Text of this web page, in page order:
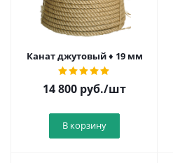
Канат джутовый ♦ 19 мм
14 800 руб./шт
В корзину